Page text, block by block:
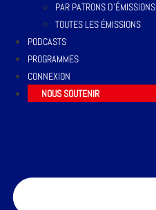
PAR PATRONS D’ÉMISSIONS
TOUTES LES ÉMISSIONS
PODCASTS
PROGRAMMES
CONNEXION
NOUS SOUTENIR